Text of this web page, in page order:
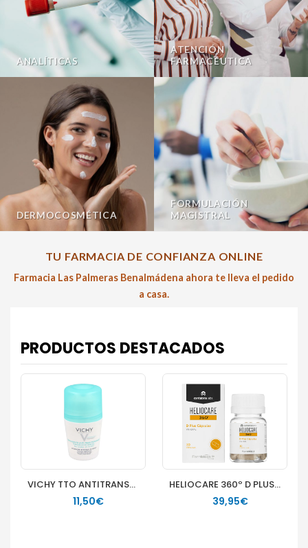
ANALÍTICAS
ATENCIÓN
FARMACÉUTICA
DERMOCOSMÉTICA
FORMULACIÓN
MAGISTRAL
TU FARMACIA DE CONFIANZA ONLINE
Farmacia Las Palmeras Benalmádena ahora te lleva el pedido
a casa.